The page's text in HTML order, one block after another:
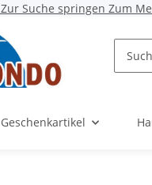
Zur Suche springen Zum
Geschenkartikel